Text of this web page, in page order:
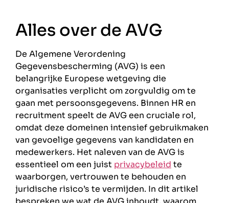
Alles over de AVG
De Algemene Verordening
Gegevensbescherming (AVG) is een
belangrijke Europese wetgeving die
organisaties verplicht om zorgvuldig om te
gaan met persoonsgegevens. Binnen HR en
recruitment speelt de AVG een cruciale rol,
omdat deze domeinen intensief gebruikmaken
van gevoelige gegevens van kandidaten en
medewerkers. Het naleven van de AVG is
essentieel om een juist privacybeleid te
waarborgen, vertrouwen te behouden en
juridische risico’s te vermijden. In dit artikel